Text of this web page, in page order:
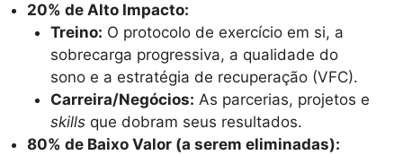
20% de Alto Impacto:
Treino: O protocolo de exercício em si, a
sobrecarga progressiva, a qualidade do
sono e a estratégia de recuperação (VFC).
Carreira/Negócios: As parcerias, projetos e
skillsque dobram seus resultados.
80% de Baixo Valor (a serem eliminadas):